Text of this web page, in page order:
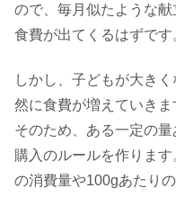
ので、毎月似たような
食費が出てくるはずです
しかし、子どもが大き
然に食費が増えていきま
そのため、ある一定の量
購入のルールを作りま
の消費量や100gあたり